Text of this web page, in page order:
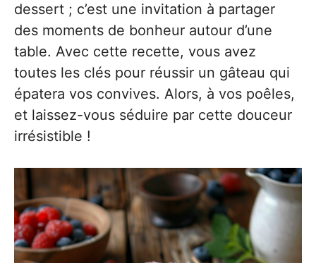
dessert ; c’est une invitation à partager
des moments de bonheur autour d’une
table. Avec cette recette, vous avez
toutes les clés pour réussir un gâteau qui
épatera vos convives. Alors, à vos poêles,
et laissez-vous séduire par cette douceur
irrésistible !